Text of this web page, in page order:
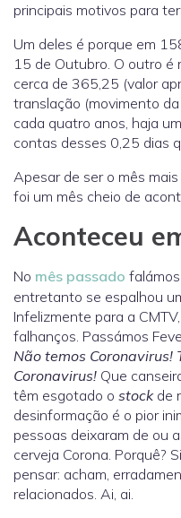
principais motivos para
Um deles é porque em
15 de Outubro. O outro é
cerca de 365,25 (valor
translação (movimento
cada quatro anos, haja
contas desses 0,25 dias
Apesar de ser o mês
foi um mês cheio de
Aconteceu
No mês passado
entretanto se espalhou
Infelizmente para a
falhanços. Passámos
Não temos Coronavirus!
Coronavirus! Que
têm esgotado o stockde
desinformação é o pior
pessoas deixaram de ou
cerveja Corona. Porquê?
pensar: acham,
relacionados. Ai, ai.